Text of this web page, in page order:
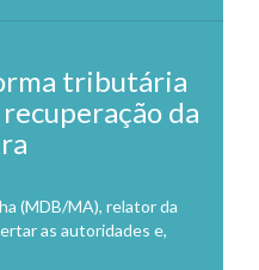
tributária
da
(MDB/MA), relator da
as autoridades e,